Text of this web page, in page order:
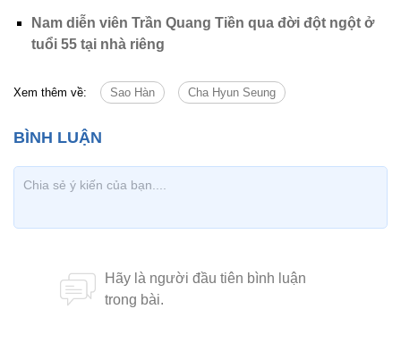
Nam diễn viên Trần Quang Tiền qua đời đột ngột ở
tuổi 55 tại nhà riêng
Xem thêm về: Sao Hàn Cha Hyun Seung